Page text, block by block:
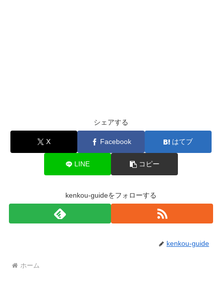
シェアする
X Facebook はてブ
LINE コピー
kenkou-guideをフォローする
kenkou-guide
ホーム